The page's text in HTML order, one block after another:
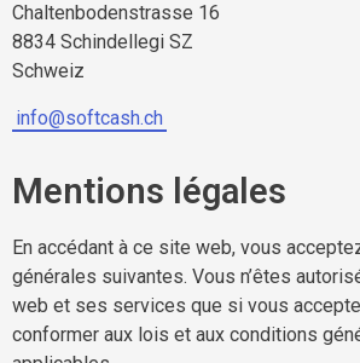
Chaltenbodenstrasse 16
8834 Schindellegi SZ
Schweiz
info@softcash.ch
Mentions légales
En accédant à ce site web, vous
générales suivantes. Vous n’êtes
web et ses services que si vous
conformer aux lois et aux conditions